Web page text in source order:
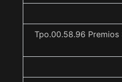
Tpo.00.58.96